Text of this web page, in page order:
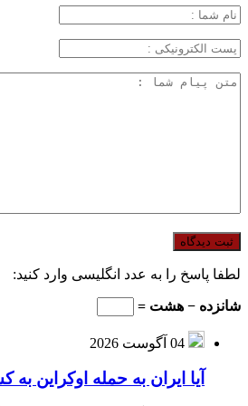
لطفا پاسخ را به عدد انگلیسی وارد کنید:
شانزده − هشت =
04 آگوست 2026
آیا ایران به حمله اوکراین